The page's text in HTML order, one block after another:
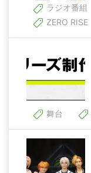
ラジオ番組
ZERO RISE
舞台